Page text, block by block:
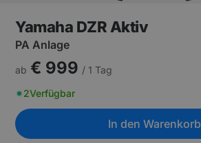
Yamaha DZR Aktiv
PA Anlage
ab € 999 / 1 Tag
2Verfügbar
In den Warenkorb